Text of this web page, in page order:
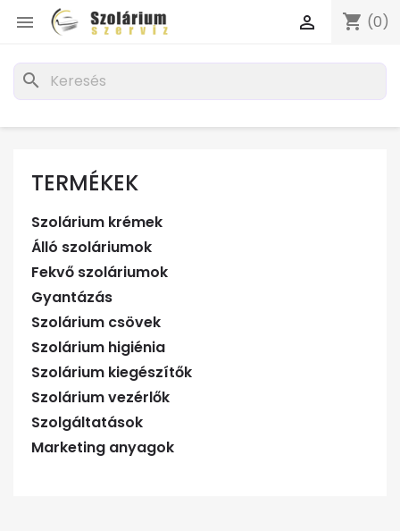
 shopping_cart (0)

search
TERMÉKEK
Szolárium krémek
Álló szoláriumok
Fekvő szoláriumok
Gyantázás
Szolárium csövek
Szolárium higiénia
Szolárium kiegészítők
Szolárium vezérlők
Szolgáltatások
Marketing anyagok